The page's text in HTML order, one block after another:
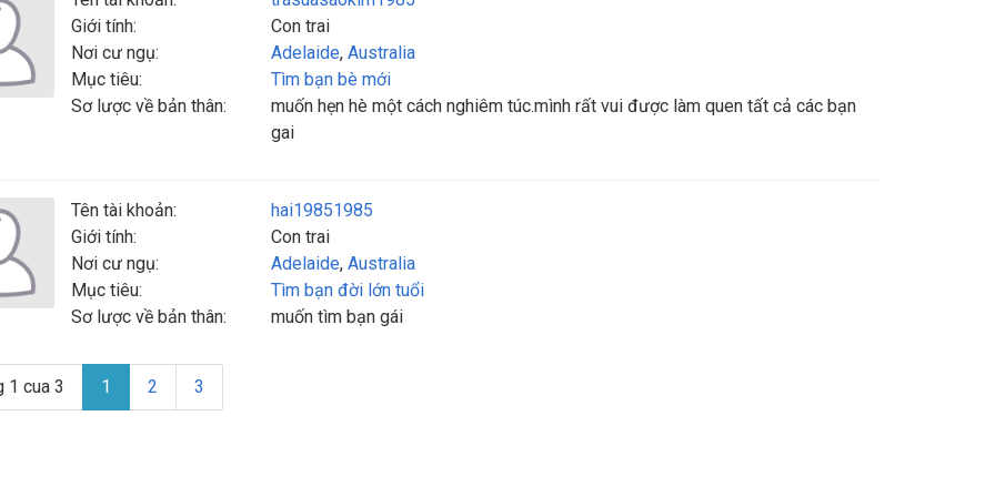
Giới tính:
Con trai
Nơi cư ngụ:
Adelaide, Australia
Mục tiêu:
Tìm bạn bè mới
Sơ lược về bản thân:
muốn hẹn hè một cách nghiêm túc.mình rất vui được làm quen tất cả các bạn
gai
Tên tài khoản:
hai19851985
Giới tính:
Con trai
Nơi cư ngụ:
Adelaide, Australia
Mục tiêu:
Tìm bạn đời lớn tuổi
Sơ lược về bản thân:
muốn tìm bạn gái
1 cua 3 1 2 3